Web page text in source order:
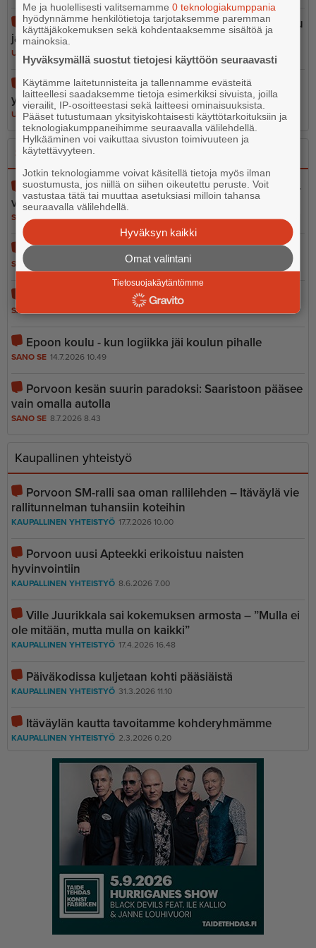
Kohta se avautuu liikenteelle – Suunniteltu aikataulu
ja kustannusarvio ovat pitäneet
UUTISET
Hotdog maistuu kylmänäkin – Mimosan kiparin
yllättävä hittituote myydään usein loppuun
UUTISET 7.8.2026 6.30
Sano seKerro se kuvin
Pelastustoimen merellinen valmius osa kokonais­tur­
val­li­suutta
SANO SE 5.8.2026 13.02
Vain 37 euron tähden
SANO SE
Ihmisarvo ei ole leikkiä
SANO SE
Epoon koulu - kun logiikka jäi koulun pihalle
SANO SE 14.7.2026 10.49
Porvoon kesän suurin paradoksi: Saaristoon pääsee
vain omalla autolla
SANO SE 8.7.2026 8.43
Kaupallinen yhteistyö
Porvoon SM-ralli saa oman rallilehden – Itäväylä vie
rallitunnelman tuhansiin koteihin
KAUPALLINEN YHTEISTYÖ 17.7.2026 10.00
Porvoon uusi Apteekki erikoistuu naisten
hyvinvointiin
KAUPALLINEN YHTEISTYÖ 8.6.2026 7.00
Ville Juurikkala sai kokemuksen armosta – ”Mulla ei
ole mitään, mutta mulla on kaikki”
KAUPALLINEN YHTEISTYÖ 17.4.2026 16.48
Päiväkodissa kuljetaan kohti pääsiäistä
KAUPALLINEN YHTEISTYÖ 31.3.2026 11.10
Itäväylän kautta tavoitamme kohderyhmämme
KAUPALLINEN YHTEISTYÖ 2.3.2026 0.20
Me ja huolellisesti valitsemamme0 teknologiakumppania
hyödynnämme henkilötietoja tarjotaksemme paremman
käyttäjäkokemuksen sekä kohdentaaksemme sisältöä ja
mainoksia.
Hyväksymällä suostut tietojesi käyttöön seuraavasti
Käytämme laitetunnisteita ja tallennamme evästeitä
laitteellesi saadaksemme tietoja esimerkiksi sivuista, joilla
vierailit, IP-osoitteestasi sekä laitteesi ominaisuuksista.
Pääset tutustumaan yksityiskohtaisesti käyttötarkoituksiin ja
teknologiakumppaneihimme seuraavalla välilehdellä.
Hylkääminen voi vaikuttaa sivuston toimivuuteen ja
käytettävyyteen.
Jotkin teknologiamme voivat käsitellä tietoja myös ilman
suostumusta, jos niillä on siihen oikeutettu peruste. Voit
vastustaa tätä tai muuttaa asetuksiasi milloin tahansa
seuraavalla välilehdellä.
Hyväksyn kaikki
Omat valintani
Tietosuojakäytäntömme